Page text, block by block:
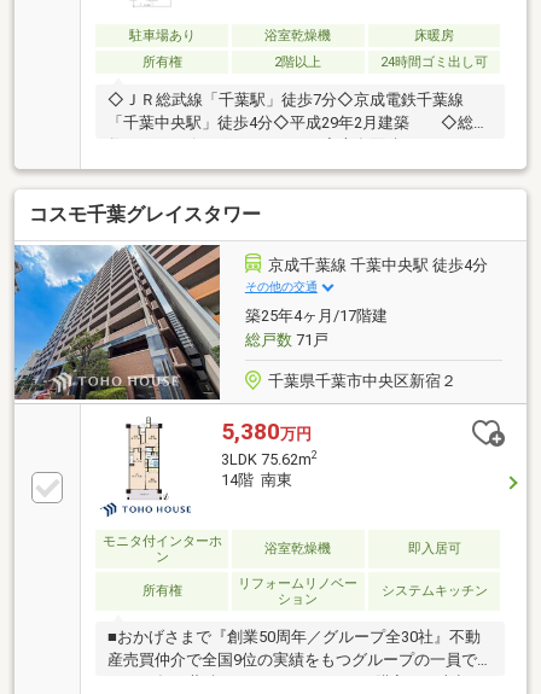
求します物件詳細を知りたい方は下記よりお問合せく
ださい予約お問合せ専用ダイヤル【0120-963-221】
駐車場あり 浴室乾燥機
床暖房
所有権
2階以上 24時間ゴミ出し可
◇ＪＲ総武線「千葉駅」徒歩7分◇京成電鉄千葉線
「千葉中央駅」徒歩4分◇平成29年2月建築 ◇総戸
㎡ ◇間取り：２ＳＬＤＫ◆ウォークインクロー
ゼット、造付食器棚、床下収納等、収納豊富◆ペット
飼育可能（但し、管理規約による制限あり）～充実し
た設備・仕様～◎ＬＤに床暖房 ◎ディスポーザ
ー ◎食器洗浄乾燥機 ◎浄水器一体型水栓 ◎
浴室暖房乾燥機 ◎オートバス ◎ミストサウナ
◎車寄せのあるメインエントランス ◎西側にもサ
ブエントランス有り◎24時間セキュリティ ◎宅配
ボックス ◎24時間ゴミ出し可
コスモ千葉グレイスタワー
京成千葉線 千葉中央駅 徒歩4分
その他の交通
築25年4ヶ月/17階建
総戸数71戸
千葉県千葉市中央区新宿２
5,380万円
3LDK 75.62m2
14階 南東
モニタ付インターホ
ン
浴室乾燥機 即入居可
所有権
リフォームリノベー
ション
システムキッチン
■おかげさまで『創業50周年／グループ全30社』不動
産売買仲介で全国9位の実績をもつグループの一員で
す。50年の蓄積されたノウハウで、ご購入・ご売却・